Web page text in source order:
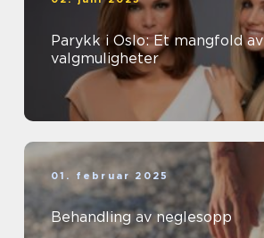
Parykk i Oslo: Et mangfold av
valgmuligheter
01. februar 2025
Behandling av neglesopp